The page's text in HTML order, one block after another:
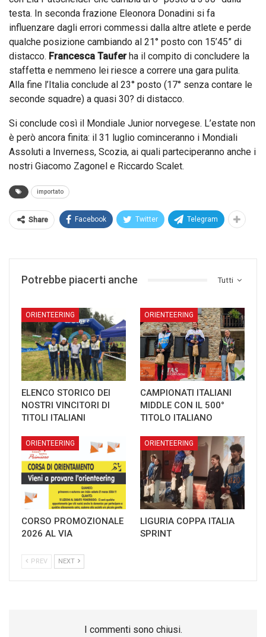
testa. In seconda frazione Eleonora Donadini si fa
influenzare dagli errori commessi dalla altre atlete e perde
qualche posizione cambiando al 21° posto con 15’45” di
distacco. Francesca Tauferha il compito di concludere la
staffetta e nemmeno lei riesce a correre una gara pulita.
Alla fine l’Italia conclude al 23° posto (17° senza contare le
seconde squadre) a quasi 30? di distacco.
Si conclude così il Mondiale Junior norvegese. L’estate non
è però ancora finita: il 31 luglio cominceranno i Mondiali
Assoluti a Inverness, Scozia, ai quali parteciperanno anche i
nostri Giacomo Zagonel e Riccardo Scalet.
importato
Share Facebook Twitter Telegram
Tutti
Potrebbe piacerti anche
ORIENTEERING
ELENCO STORICO DEI
NOSTRI VINCITORI DI
TITOLI ITALIANI
ORIENTEERING
CAMPIONATI ITALIANI
MIDDLE CON IL 500°
TITOLO ITALIANO
ORIENTEERING
CORSO PROMOZIONALE
2026 AL VIA
ORIENTEERING
LIGURIA COPPA ITALIA
SPRINT
PREV NEXT
I commenti sono chiusi.